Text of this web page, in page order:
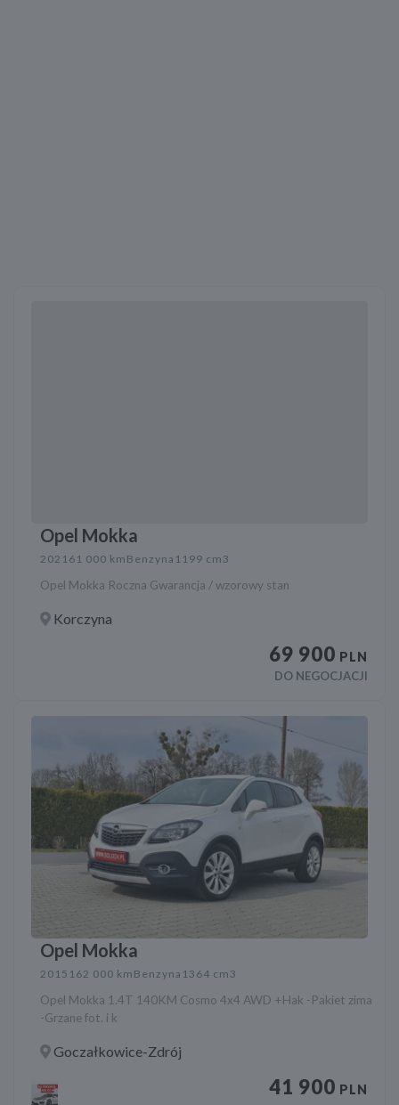
Opel Mokka
202161 000 km Benzyna 1199 cm3
Opel Mokka Roczna Gwarancja / wzorowy stan
Korczyna
69 900 PLN
DO NEGOCJACJI
Opel Mokka
2015 162 000 km Benzyna 1364 cm3
Opel Mokka 1.4T 140KM Cosmo 4x4 AWD +Hak -Pakiet zima
-Grzane fot. i k
Goczałkowice-Zdrój
41 900 PLN